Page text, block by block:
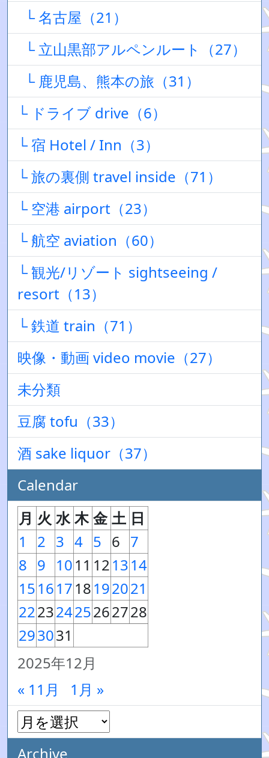
└ 名古屋（21）
└ 立山黒部アルペンルート（27）
└ 鹿児島、熊本の旅（31）
└ ドライブ drive（6）
└ 宿 Hotel / Inn（3）
└ 旅の裏側 travel inside（71）
└ 空港 airport（23）
└ 航空 aviation（60）
└ 観光/リゾート sightseeing /
resort（13）
└ 鉄道 train（71）
映像・動画 video movie（27）
未分類
豆腐 tofu（33）
酒 sake liquor（37）
Calendar
2025年12月
月 火 水 木 金 土 日
1
2 3 4 5 6 7
8 9 1011 121314
15161718192021
22232425262728
293031
« 11月 1月 »
Archive